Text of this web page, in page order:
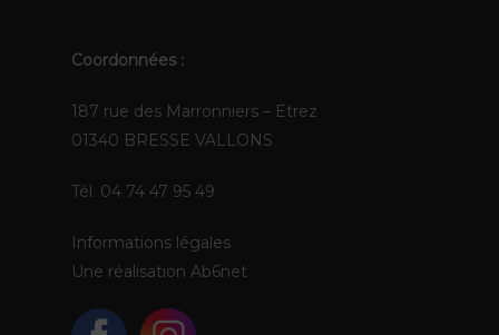
Coordonnées :
187 rue des Marronniers – Etrez
01340 BRESSE VALLONS
Tél. 04 74 47 95 49
Informations légales
Une réalisation Ab6net